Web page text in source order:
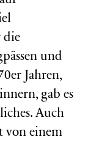
die
und
Jahren,
gab es
Auch
von einem